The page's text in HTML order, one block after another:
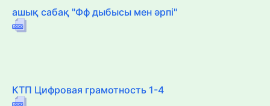
ашық сабақ "Фф дыбысы мен әрпі"
КТП Цифровая грамотность 1-4